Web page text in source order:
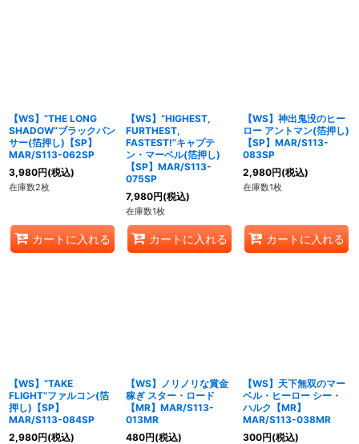
【WS】“THE LONG
SHADOW”ブラックパン
サー(箔押し)【SP】
MAR/S113-062SP
3,980円(税込)
在庫数2枚
カートに入れる
【WS】“HIGHEST,
FURTHEST,
FASTEST!”キャプテ
ン・マーベル(箔押し)
【SP】MAR/S113-
075SP
7,980円(税込)
在庫数1枚
カートに入れる
【WS】神出鬼没のヒー
ロー アントマン(箔押し)
【SP】MAR/S113-
083SP
2,980円(税込)
在庫数1枚
カートに入れる
【WS】“TAKE
FLIGHT”ファルコン(箔
押し)【SP】
MAR/S113-084SP
2,980円(税込)
【WS】ノリノリな賞金
稼ぎ スター・ロード
【MR】MAR/S113-
013MR
480円(税込)
【WS】天下無双のマー
ベル・ヒーロー シー・
ハルク【MR】
MAR/S113-038MR
300円(税込)